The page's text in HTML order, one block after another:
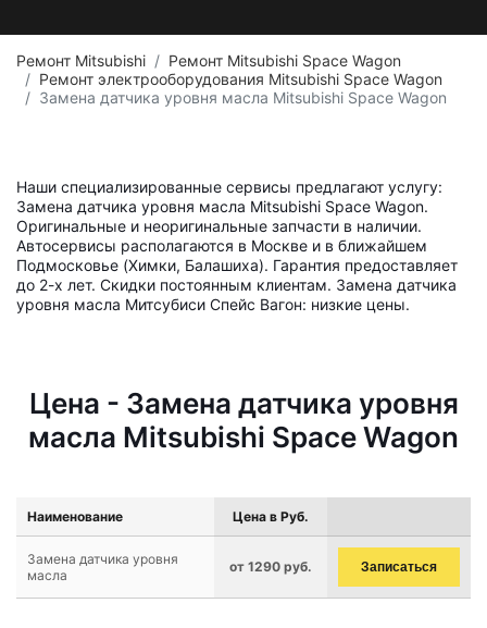
Ремонт Mitsubishi
Ремонт Mitsubishi Space Wagon
Ремонт электрооборудования Mitsubishi Space Wagon
Замена датчика уровня масла Mitsubishi Space Wagon
Наши специализированные сервисы предлагают услугу:
Замена датчика уровня масла Mitsubishi Space Wagon.
Оригинальные и неоригинальные запчасти в наличии.
Автосервисы располагаются в Москве и в ближайшем
Подмосковье (Химки, Балашиха). Гарантия предоставляет
до 2-х лет. Скидки постоянным клиентам. Замена датчика
уровня масла Митсубиси Спейс Вагон: низкие цены.
Цена - Замена датчика уровня
масла Mitsubishi Space Wagon
Наименование Цена в Руб.
Замена датчика уровня
масла
от 1290 руб. Записаться